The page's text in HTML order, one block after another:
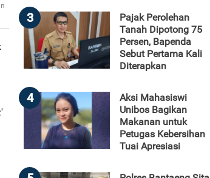
3
Pajak Perolehan
Tanah Dipotong 75
Persen, Bapenda
Sebut Pertama Kali
Diterapkan
4
Aksi Mahasiswi
Unibos Bagikan
Makanan untuk
Petugas Kebersihan
Tuai Apresiasi